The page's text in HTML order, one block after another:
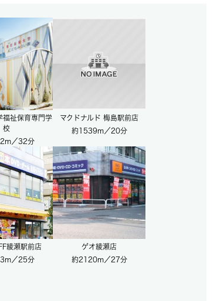
福祉保育専門学
校
／32分
マクドナルド 梅島駅前店
約1539m／20分
綾瀬駅前店
／25分
ゲオ綾瀬店
約2120m／27分